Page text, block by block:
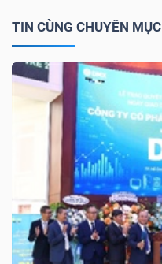
TIN CÙNG CHUYÊN MỤC
CÔNG
NGHIỆP
DÙNG
KHÔNG
THIẾT